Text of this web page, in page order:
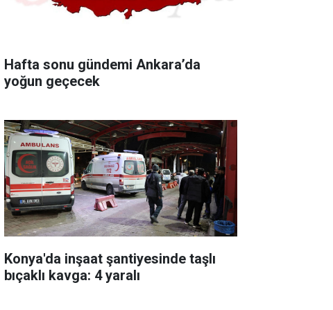
Hafta sonu gündemi Ankara’da
yoğun geçecek
Konya'da inşaat şantiyesinde taşlı
bıçaklı kavga: 4 yaralı